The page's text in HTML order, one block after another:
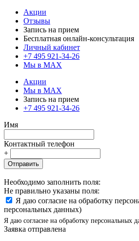
Акции
Отзывы
Запись на прием
Бесплатная онлайн-консультация
Личный кабинет
+7 495 921-34-26
Мы в MAX
Акции
Мы в MAX
Запись на прием
+7 495 921-34-26
Имя
Контактный телефон
+
Отправить
Необходимо заполнить поля:
Не правильно указаны поля:
Я даю согласие на обработку
персональных данных)
Я даю согласие на обработку персональных
Заявка отправлена